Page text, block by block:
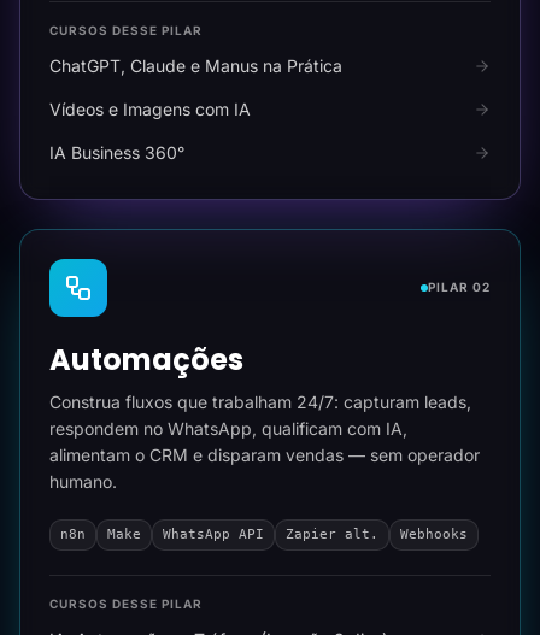
CURSOS DESSE PILAR
ChatGPT, Claude e Manus na Prática
Vídeos e Imagens com IA
IA Business 360°
PILAR 02
Automações
Construa fluxos que trabalham 24/7: capturam leads,
respondem no WhatsApp, qualificam com IA,
alimentam o CRM e disparam vendas — sem operador
humano.
n8n Make WhatsApp API Zapier alt. Webhooks
CURSOS DESSE PILAR